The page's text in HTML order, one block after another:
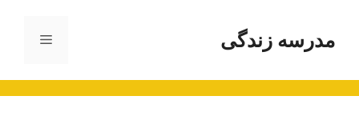
محتوامدرسه زندگی فهرست